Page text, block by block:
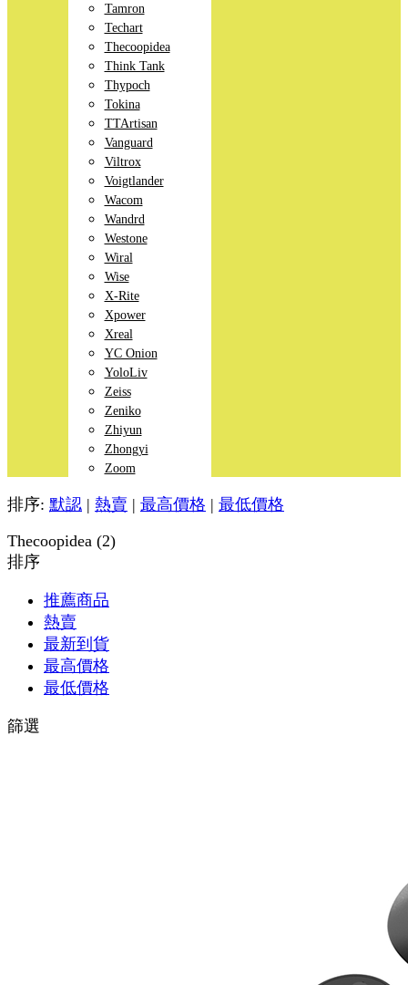
Tamron
Techart
Thecoopidea
Think Tank
Thypoch
Tokina
TTArtisan
Vanguard
Viltrox
Voigtlander
Wacom
Wandrd
Westone
Wiral
Wise
X-Rite
Xpower
Xreal
YC Onion
YoloLiv
Zeiss
Zeniko
Zhiyun
Zhongyi
Zoom
排序: 默認 | 熱賣 | 最高價格 | 最低價格
Thecoopidea (2)
排序
推薦商品
熱賣
最新到貨
最高價格
最低價格
篩選